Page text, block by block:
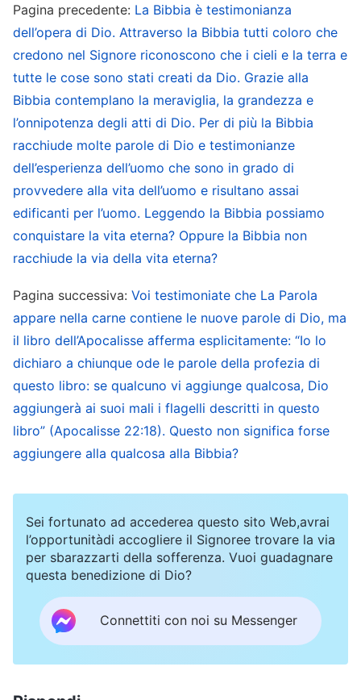
religiose ne saranno sopraffatte. Soltanto questa
è la più grande delle visioni: è quella che l’uomo
anela maggiormente ad afferrare, ma anche
quella che gli è meno chiara. Quando vivevate
nell’Età della Grazia non sapevate di cosa
trattasse l’opera svolta da Gesù né quella
compiuta da Jahvè. Gli uomini non capivano
perché Jahvè promulgasse leggi, perché
chiedesse alla moltitudine di rispettarle o perché
dovesse essere edificato il tempio, e ancor meno
comprendevano perché gli Israeliti fossero stati
condotti dall’Egitto nel deserto e poi a Canaan.
Solo oggi queste questioni sono state rivelate.
[…] L’opera negli ultimi giorni mette a nudo
l’opera di Jahvè e di Gesù e tutti i misteri non
compresi dall’uomo, allo scopo di rivelare la
destinazione e il fine dell’umanità e di concludere
fase dell’opera negli ultimi giorni porta tutto a
termine. Tutti i misteri non compresi dall’uomo
devono essere dipanati per consentire all’uomo
di penetrarvi in profondità e di avere una
conoscenza assolutamente chiara nel proprio
cuore. Solo allora la razza umana potrà essere
classificata in base alla natura di ognuno.
Pagina precedente: La Bibbia è testimonianza
dell’opera di Dio. Attraverso la Bibbia tutti coloro che
credono nel Signore riconoscono che i cieli e la terra e
tutte le cose sono stati creati da Dio. Grazie alla
Bibbia contemplano la meraviglia, la grandezza e
l’onnipotenza degli atti di Dio. Per di più la Bibbia
racchiude molte parole di Dio e testimonianze
dell’esperienza dell’uomo che sono in grado di
provvedere alla vita dell’uomo e risultano assai
edificanti per l’uomo. Leggendo la Bibbia possiamo
conquistare la vita eterna? Oppure la Bibbia non
racchiude la via della vita eterna?
Pagina successiva: Voi testimoniate che La Parola
appare nella carne contiene le nuove parole di Dio, ma
il libro dell’Apocalisse afferma esplicitamente: “Io lo
dichiaro a chiunque ode le parole della profezia di
questo libro: se qualcuno vi aggiunge qualcosa, Dio
aggiungerà ai suoi mali i flagelli descritti in questo
libro” (Apocalisse 22:18). Questo non significa forse
aggiungere alla qualcosa alla Bibbia?
Sei fortunato ad accederea questo sito Web,avrai
l’opportunitàdi accogliere il Signoree trovare la via
per sbarazzarti della sofferenza. Vuoi guadagnare
questa benedizione di Dio?
Connettiti con noi su Messenger